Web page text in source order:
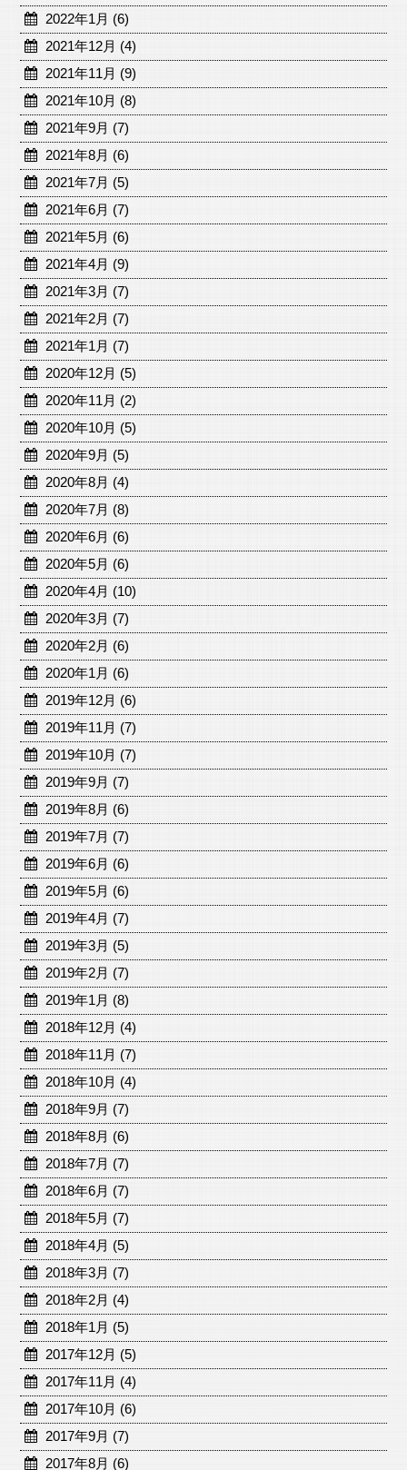
2022年1月 (6)
2021年12月 (4)
2021年11月 (9)
2021年10月 (8)
2021年9月 (7)
2021年8月 (6)
2021年7月 (5)
2021年6月 (7)
2021年5月 (6)
2021年4月 (9)
2021年3月 (7)
2021年2月 (7)
2021年1月 (7)
2020年12月 (5)
2020年11月 (2)
2020年10月 (5)
2020年9月 (5)
2020年8月 (4)
2020年7月 (8)
2020年6月 (6)
2020年5月 (6)
2020年4月 (10)
2020年3月 (7)
2020年2月 (6)
2020年1月 (6)
2019年12月 (6)
2019年11月 (7)
2019年10月 (7)
2019年9月 (7)
2019年8月 (6)
2019年7月 (7)
2019年6月 (6)
2019年5月 (6)
2019年4月 (7)
2019年3月 (5)
2019年2月 (7)
2019年1月 (8)
2018年12月 (4)
2018年11月 (7)
2018年10月 (4)
2018年9月 (7)
2018年8月 (6)
2018年7月 (7)
2018年6月 (7)
2018年5月 (7)
2018年4月 (5)
2018年3月 (7)
2018年2月 (4)
2018年1月 (5)
2017年12月 (5)
2017年11月 (4)
2017年10月 (6)
2017年9月 (7)
2017年8月 (6)